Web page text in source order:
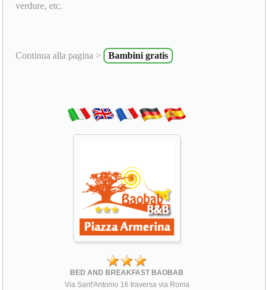
verdure, etc.
Continua alla pagina > Bambini gratis
BED AND BREAKFAST BAOBAB
Via Sant'Antonio 16 traversa via Roma